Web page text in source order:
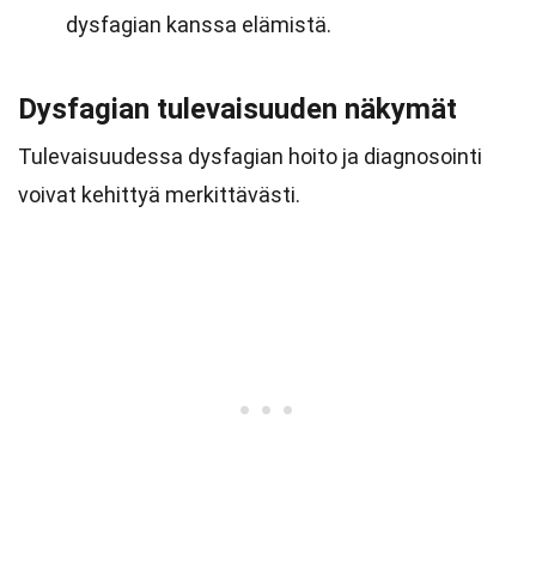
dysfagian kanssa elämistä.
Dysfagian tulevaisuuden näkymät
Tulevaisuudessa dysfagian hoito ja diagnosointi
voivat kehittyä merkittävästi.